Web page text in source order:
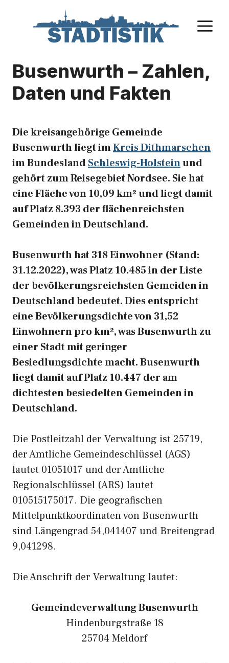
Busenwurth – Zahlen,
Daten und Fakten
Die kreisangehörige Gemeinde
Busenwurth liegt imKreis Dithmarschen
im BundeslandSchleswig-Holsteinund
gehört zum Reisegebiet Nordsee. Sie hat
eine Fläche von 10,09 km² und liegt damit
auf Platz 8.393 der flächenreichsten
Gemeinden in Deutschland.
Busenwurth hat 318 Einwohner (Stand:
31.12.2022), was Platz 10.485 in der Liste
der bevölkerungsreichsten Gemeiden in
Deutschland bedeutet. Dies entspricht
eine Bevölkerungsdichte von 31,52
Einwohnern pro km², was Busenwurth zu
einer Stadt mit geringer
Besiedlungsdichte macht. Busenwurth
liegt damit auf Platz 10.447 der am
dichtesten besiedelten Gemeinden in
Deutschland.
Die Postleitzahl der Verwaltung ist 25719,
der Amtliche Gemeindeschlüssel (AGS)
lautet 01051017 und der Amtliche
Regionalschlüssel (ARS) lautet
010515175017. Die geografischen
Mittelpunktkoordinaten von Busenwurth
sind Längengrad 54,041407 und Breitengrad
9,041298.
Die Anschrift der Verwaltung lautet:
Gemeindeverwaltung Busenwurth
Hindenburgstraße 18
25704 Meldorf